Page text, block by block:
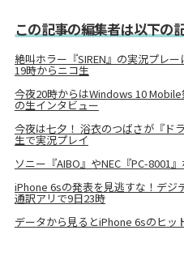
この記事の編集者は以下の
絶叫ホラー『SIREN』の実況プレ
19時からニコ生
今夜20時からはWindows 10
の生インタビュー
今夜は七夕！ 浴衣のつばさが『ド
生で実況プレイ
ソニー『AIBO』やNEC『PC-8001
iPhone 6sの発表を見逃すな！デジ
通訳アリで9日23時
データから見るとiPhone 6sのヒッ